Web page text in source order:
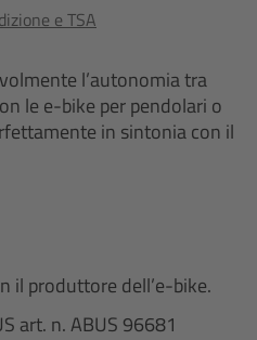
e TSA
l’autonomia tra
le e-bike per pendolari o
in sintonia con il
il produttore dell’e-bike.
art. n. ABUS 96681